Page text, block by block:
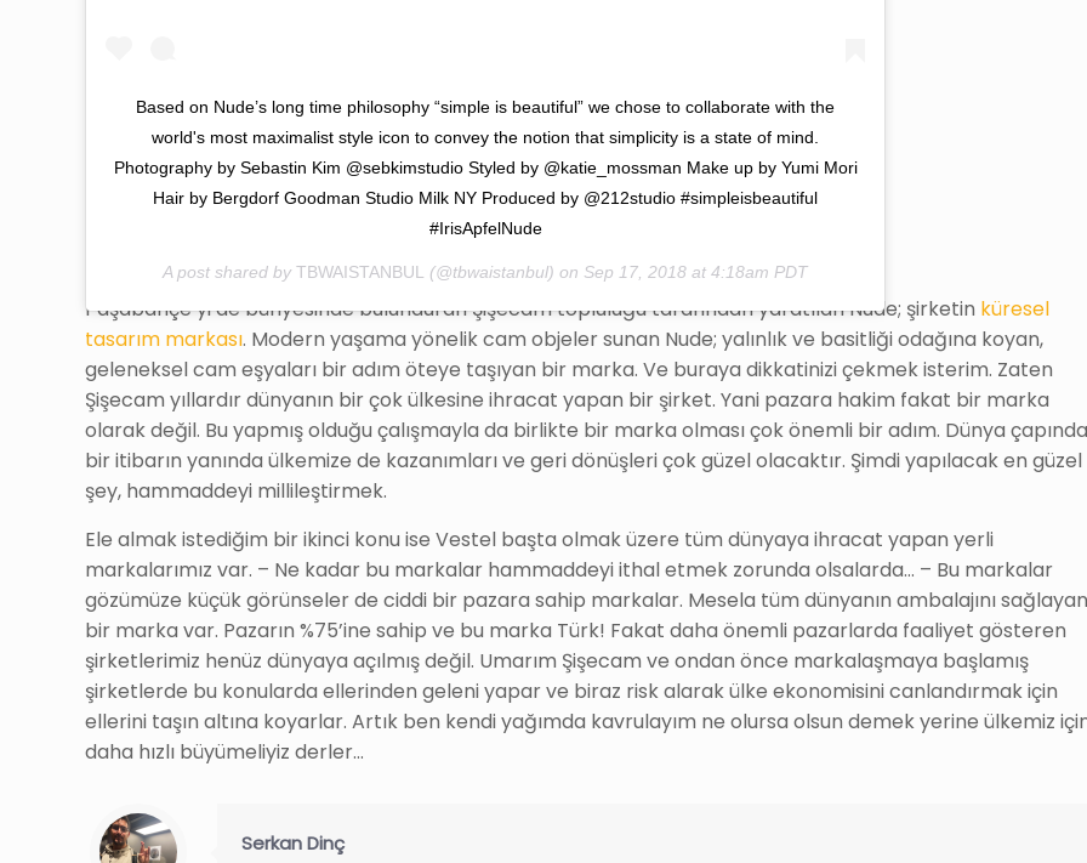
Based on Nude’s long time philosophy “simple is beautiful” we chose to collaborate with the
world's most maximalist style icon to convey the notion that simplicity is a state of mind.
Photography by Sebastin Kim @sebkimstudio Styled by @katie_mossman Make up by Yumi Mori
Hair by Bergdorf Goodman Studio Milk NY Produced by @212studio #simpleisbeautiful
#IrisApfelNude
A post shared byTBWAISTANBUL (@tbwaistanbul) on Sep 17, 2018 at 4:18am PDT
Paşabahçe’yi de bünyesinde bulunduran Şişecam topluluğu tarafından yaratılan Nude; şirketin küresel
tasarım markası. Modern yaşama yönelik cam objeler sunan Nude; yalınlık ve basitliği odağına koyan,
geleneksel cam eşyaları bir adım öteye taşıyan bir marka. Ve buraya dikkatinizi çekmek isterim. Zaten
Şişecam yıllardır dünyanın bir çok ülkesine ihracat yapan bir şirket. Yani pazara hakim fakat bir marka
olarak değil. Bu yapmış olduğu çalışmayla da birlikte bir marka olması çok önemli bir adım. Dünya
bir itibarın yanında ülkemize de kazanımları ve geri dönüşleri çok güzel olacaktır. Şimdi yapılacak en güzel
şey, hammaddeyi millileştirmek.
Ele almak istediğim bir ikinci konu ise Vestel başta olmak üzere tüm dünyaya ihracat yapan yerli
markalarımız var. – Ne kadar bu markalar hammaddeyi ithal etmek zorunda olsalarda… – Bu markalar
gözümüze küçük görünseler de ciddi bir pazara sahip markalar. Mesela tüm dünyanın ambalajını
bir marka var. Pazarın %75’ine sahip ve bu marka Türk! Fakat daha önemli pazarlarda faaliyet gösteren
şirketlerimiz henüz dünyaya açılmış değil. Umarım Şişecam ve ondan önce markalaşmaya başlamış
şirketlerde bu konularda ellerinden geleni yapar ve biraz risk alarak ülke ekonomisini canlandırmak için
ellerini taşın altına koyarlar. Artık ben kendi yağımda kavrulayım ne olursa olsun demek yerine ülkemiz
daha hızlı büyümeliyiz derler…
Serkan Dinç